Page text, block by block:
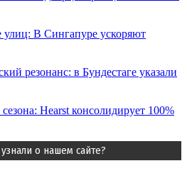
улиц: В Сингапуре ускоряют
резонанс: в Бундестаге указали
Hearst консолидирует 100%
о нашем сайте?